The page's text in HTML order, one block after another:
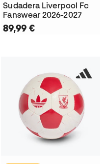
Sudadera Liverpool Fc
Fanswear 2026-2027
89,99 €